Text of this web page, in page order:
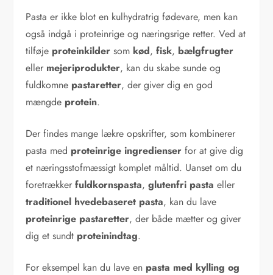
Pasta er ikke blot en kulhydratrig fødevare, men kan
også indgå i proteinrige og næringsrige retter. Ved at
tilføje proteinkilder som kød,fisk, bælgfrugter
eller mejeriprodukter, kan du skabe sunde og
fuldkomne pastaretter, der giver dig en god
mængde protein.
Der findes mange lækre opskrifter, som kombinerer
pasta med proteinrige ingredienser for at give dig
et næringsstofmæssigt komplet måltid. Uanset om du
foretrækkerfuldkornspasta,glutenfri pasta eller
traditionel hvedebaseret pasta, kan du lave
proteinrige pastaretter, der både mætter og giver
dig et sundt proteinindtag.
For eksempel kan du lave en pasta med kylling og